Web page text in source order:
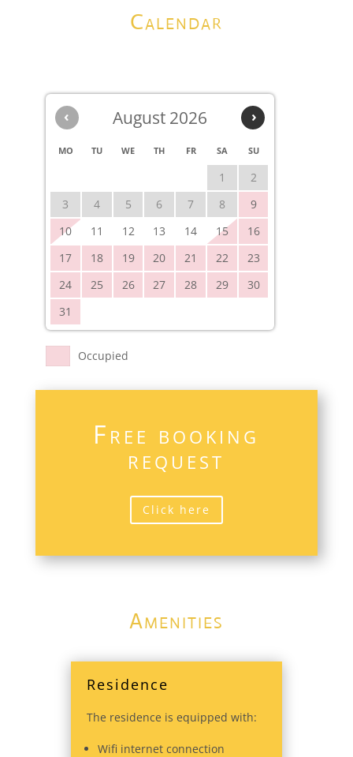
Calendar
‹ ›
August 2026
MO TU WE TH FR SA SU
1
2
3
4 5 6 7 8
9
10
11 12 13 14 15
16
17
18 19 20 21 22
23
24
25 26 27 28 29
30
31
Occupied
Free booking
request
Click here
Amenities
Residence
The residence is equipped with:
Wifi internet connection